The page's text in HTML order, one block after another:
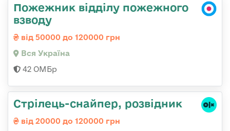
Пожежник відділу пожежного
взводу
від 50000 до 120000 грн
Вся Україна
42 ОМБр
Стрілець-снайпер, розвідник
від 20000 до 120000 грн